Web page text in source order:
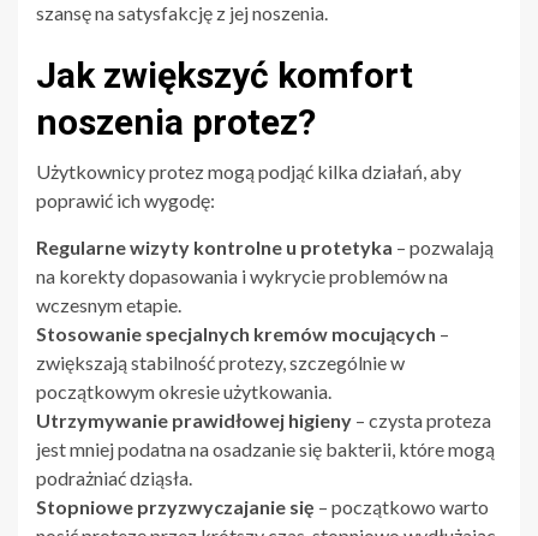
szansę na satysfakcję z jej noszenia.
Jak zwiększyć komfort
noszenia protez?
Użytkownicy protez mogą podjąć kilka działań, aby
poprawić ich wygodę:
Regularne wizyty kontrolne u protetyka – pozwalają
na korekty dopasowania i wykrycie problemów na
wczesnym etapie.
Stosowanie specjalnych kremów mocujących –
zwiększają stabilność protezy, szczególnie w
początkowym okresie użytkowania.
Utrzymywanie prawidłowej higieny – czysta proteza
jest mniej podatna na osadzanie się bakterii, które mogą
podrażniać dziąsła.
Stopniowe przyzwyczajanie się – początkowo warto